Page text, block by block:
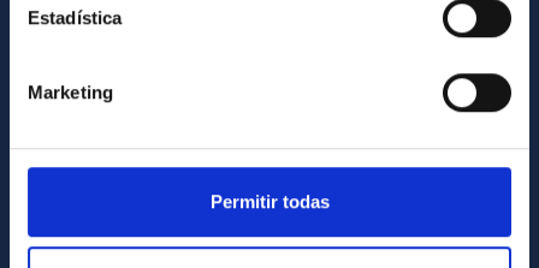
Estadística
Marketing
Permitir todas
Financiación externa
Amigos del IAC
PORTAL DEL IAC
Políticas de privacidad